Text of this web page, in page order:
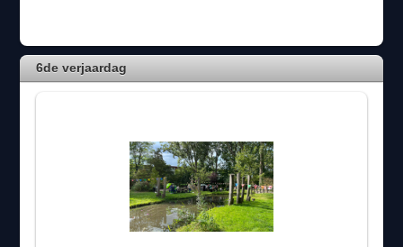
6de verjaardag